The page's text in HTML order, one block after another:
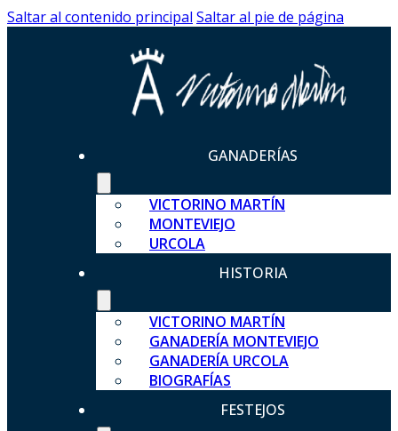
Saltar al contenido principal Saltar al pie de página
GANADERÍAS
VICTORINO MARTÍN
MONTEVIEJO
URCOLA
HISTORIA
VICTORINO MARTÍN
GANADERÍA MONTEVIEJO
GANADERÍA URCOLA
BIOGRAFÍAS
FESTEJOS